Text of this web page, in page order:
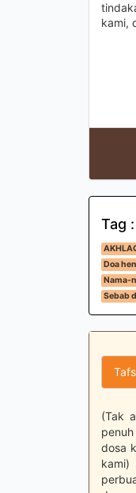
kami,
Tag :
Doa
Nama-
Sebab
(Tak
dosa
kami)